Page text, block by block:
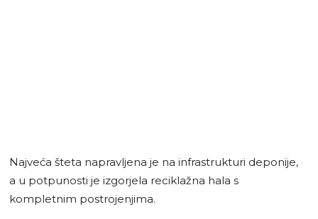
Najveća šteta napravljena je na infrastrukturi deponije,
a u potpunosti je izgorjela reciklažna hala s
kompletnim postrojenjima.